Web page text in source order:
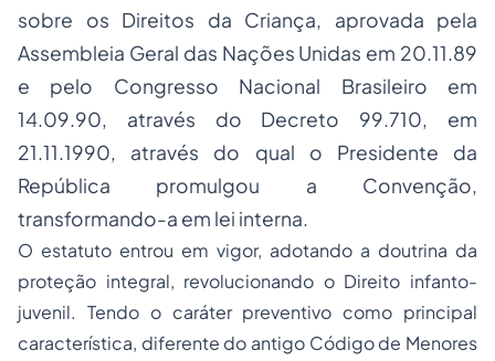
sobre os Direitos da Criança, aprovada pela
Assembleia Geral das Nações Unidas em 20.11.89
e pelo Congresso Nacional Brasileiro em
14.09.90, através do Decreto 99.710, em
21.11.1990, através do qual o Presidente da
República promulgou a Convenção,
transformando-a em lei interna.
O estatuto entrou em vigor, adotando a doutrina da
proteção integral, revolucionando o Direito infanto-
juvenil. Tendo o caráter preventivo como principal
característica, diferente do antigo Código de Menores